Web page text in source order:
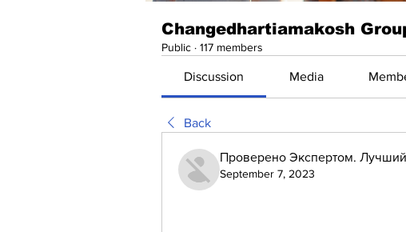
Changedhartiamakosh
Public · 117 members
Discussion Media
Back
Проверено Экспертом. Лучший
September 7, 2023